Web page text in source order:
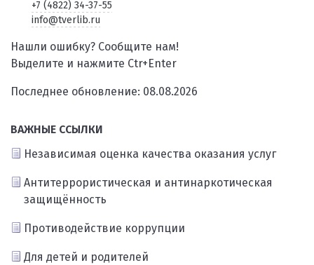
+7 (4822) 34-37-55
info@tverlib.ru
Нашли ошибку? Сообщите нам!
Выделите и нажмите Ctr+Enter
Последнее обновление: 08.08.2026
ВАЖНЫЕ ССЫЛКИ
Независимая оценка качества оказания услуг
Антитеррористическая и антинаркотическая
защищённость
Противодействие коррупции
Для детей и родителей